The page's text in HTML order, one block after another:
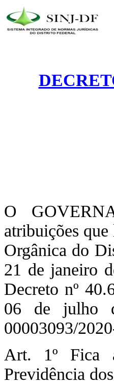
O
atribuições
Orgânica do
21 de janeiro
Decreto nº
06 de julho
00003093/
Art. 1º Fica
Previdência